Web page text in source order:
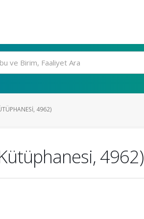
4962)
4962)